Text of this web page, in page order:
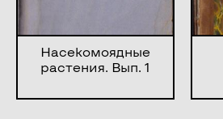
Насекомоядные
растения. Вып. 1